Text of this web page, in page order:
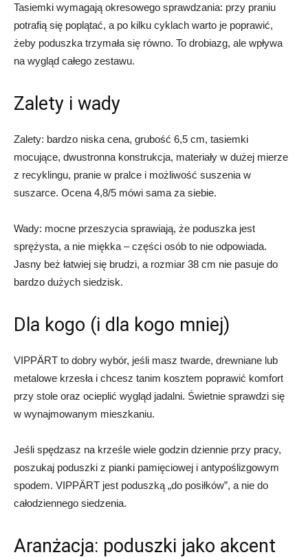
Tasiemki wymagają okresowego sprawdzania: przy praniu
potrafią się poplątać, a po kilku cyklach warto je poprawić,
żeby poduszka trzymała się równo. To drobiazg, ale wpływa
na wygląd całego zestawu.
Zalety i wady
Zalety: bardzo niska cena, grubość 6,5 cm, tasiemki
mocujące, dwustronna konstrukcja, materiały w dużej mierze
z recyklingu, pranie w pralce i możliwość suszenia w
suszarce. Ocena 4,8/5 mówi sama za siebie.
Wady: mocne przeszycia sprawiają, że poduszka jest
sprężysta, a nie miękka – części osób to nie odpowiada.
Jasny beż łatwiej się brudzi, a rozmiar 38 cm nie pasuje do
bardzo dużych siedzisk.
Dla kogo (i dla kogo mniej)
VIPPÄRT to dobry wybór, jeśli masz twarde, drewniane lub
metalowe krzesła i chcesz tanim kosztem poprawić komfort
przy stole oraz ocieplić wygląd jadalni. Świetnie sprawdzi się
w wynajmowanym mieszkaniu.
Jeśli spędzasz na krześle wiele godzin dziennie przy pracy,
poszukaj poduszki z pianki pamięciowej i antypoślizgowym
spodem. VIPPÄRT jest poduszką „do posiłków”, a nie do
całodziennego siedzenia.
Aranżacja: poduszki jako akcent